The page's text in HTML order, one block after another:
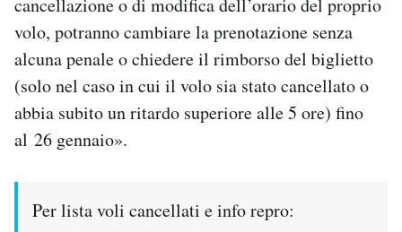
volo, potranno cambiare la prenotazione senza
alcuna penale o chiedere il rimborso del biglietto
(solo nel caso in cui il volo sia stato cancellato o
abbia subito un ritardo superiore alle 5 ore) fino
al 26 gennaio».
Per lista voli cancellati e info repro: